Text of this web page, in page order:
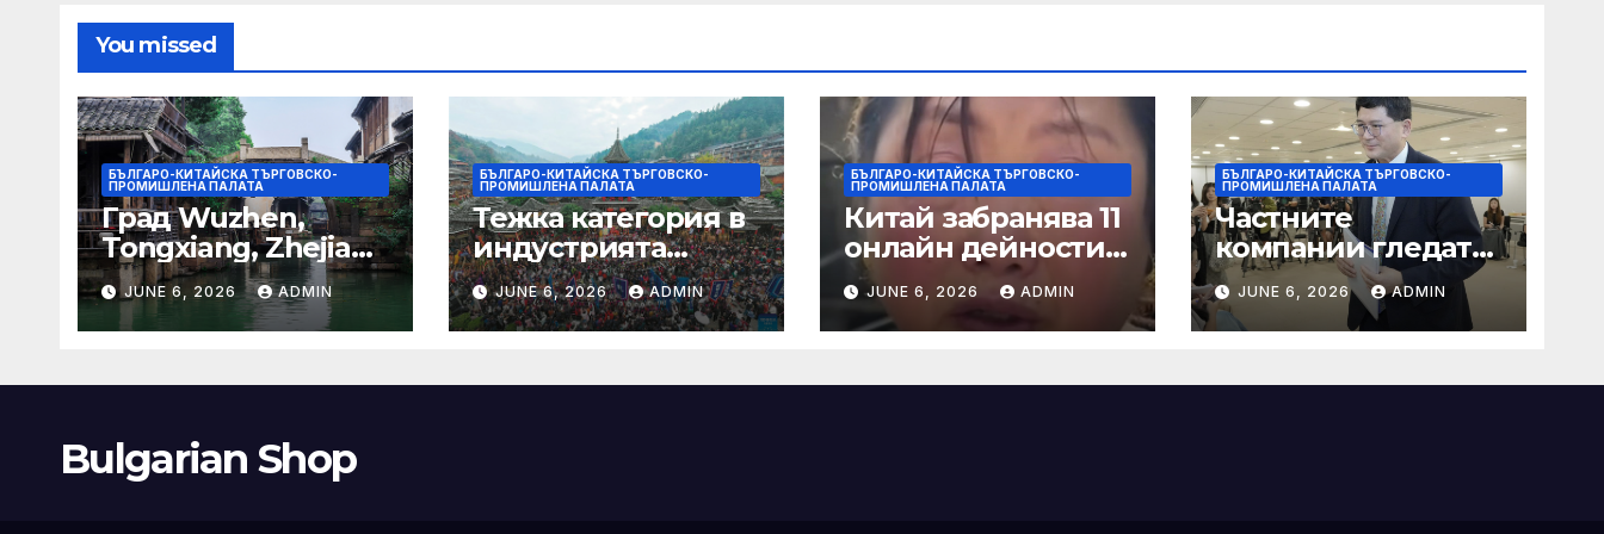
You missed
БЪЛГАРО-КИТАЙСКА ТЪРГОВСКО-
ПРОМИШЛЕНА ПАЛАТА
Град Wuzhen,
Tongxiang, Zhejiang
– Chinadaily.com.cn
JUNE 6, 2026 ADMIN
БЪЛГАРО-КИТАЙСКА ТЪРГОВСКО-
ПРОМИШЛЕНА ПАЛАТА
Тежка категория в
индустрията
стартира алианс за
космическа
слънчева енергия
JUNE 6, 2026 ADMIN
БЪЛГАРО-КИТАЙСКА ТЪРГОВСКО-
ПРОМИШЛЕНА ПАЛАТА
Китай забранява 11
онлайн дейности
при по-строги
правила за
ограничаване на
кибернасилницит
JUNE 6, 2026 ADMIN
БЪЛГАРО-КИТАЙСКА ТЪРГОВСКО-
ПРОМИШЛЕНА ПАЛАТА
Частните
компании гледат
на по-голяма роля
в стратегическата
енергетика
JUNE 6, 2026 ADMIN
Bulgarian Shop